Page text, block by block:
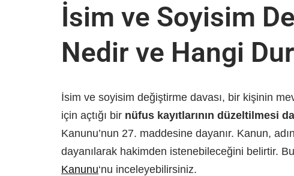
İsim ve Soyisim
Nedir ve Hangi
İsim ve soyisim değiştirme davası, bir kişinin
için açtığı bir nüfus kayıtlarının düzeltilmesi
Kanunu’nun 27. maddesine dayanır. Kanun,
dayanılarak hakimden istenebileceğini belirtir.
Kanunu‘nu inceleyebilirsiniz.